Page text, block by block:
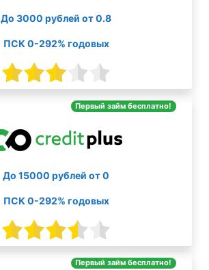
До 3000 рублей от 0.8
ПСК 0-292% годовых
Первый займ бесплатно!
До 15000 рублей от 0
ПСК 0-292% годовых
Первый займ бесплатно!